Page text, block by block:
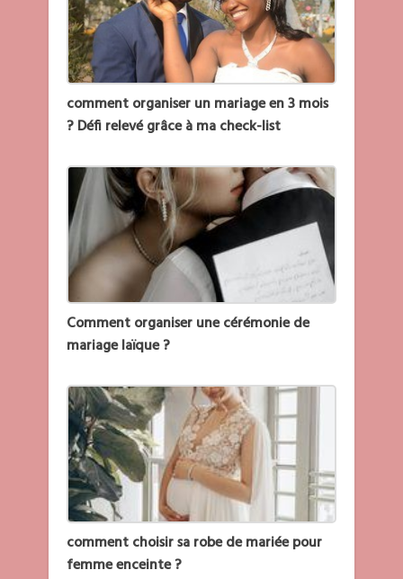
comment organiser un mariage en 3 mois
? Défi relevé grâce à ma check-list
Comment organiser une cérémonie de
mariage laïque ?
comment choisir sa robe de mariée pour
femme enceinte ?